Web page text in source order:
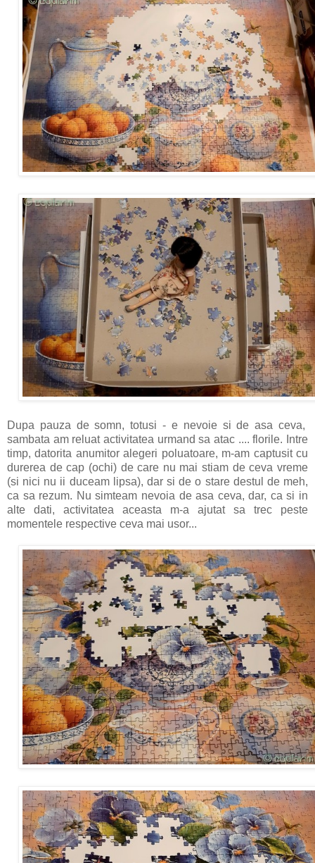
Dupa pauza de somn, totusi - e nevoie si de asa ceva,
sambata am reluat activitatea urmand sa atac .... florile. Intre
timp, datorita anumitor alegeri poluatoare, m-am captusit cu
durerea de cap (ochi) de care nu mai stiam de ceva vreme
(si nici nu ii duceam lipsa), dar si de o stare destul de meh,
ca sa rezum. Nu simteam nevoia de asa ceva, dar, ca si in
alte dati, activitatea aceasta m-a ajutat sa trec peste
momentele respective ceva mai usor...